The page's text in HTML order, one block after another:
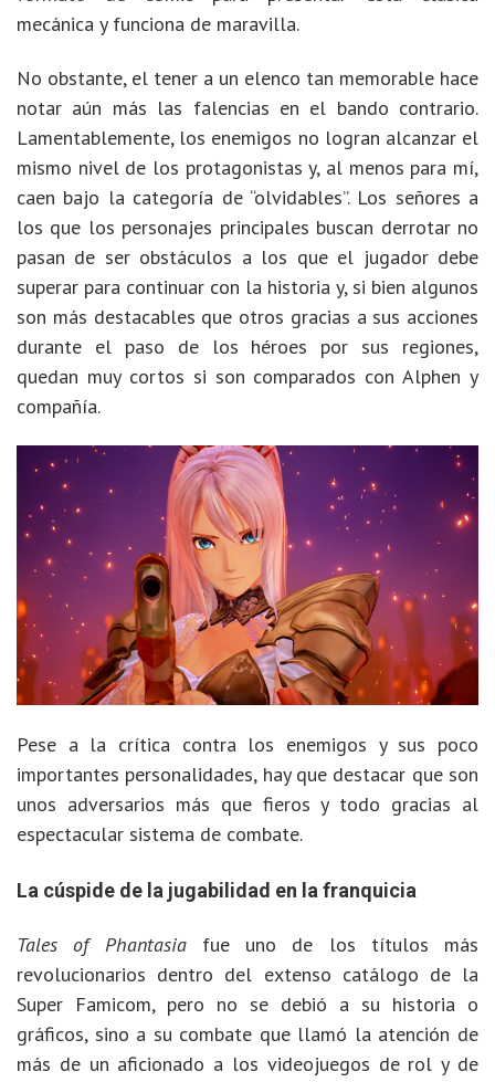
mecánica y funciona de maravilla.
No obstante, el tener a un elenco tan memorable hace
notar aún más las falencias en el bando contrario.
Lamentablemente, los enemigos no logran alcanzar el
mismo nivel de los protagonistas y, al menos para mí,
caen bajo la categoría de “olvidables”. Los señores a
los que los personajes principales buscan derrotar no
pasan de ser obstáculos a los que el jugador debe
superar para continuar con la historia y, si bien algunos
son más destacables que otros gracias a sus acciones
durante el paso de los héroes por sus regiones,
quedan muy cortos si son comparados con Alphen y
compañía.
Pese a la crítica contra los enemigos y sus poco
importantes personalidades, hay que destacar que son
unos adversarios más que fieros y todo gracias al
espectacular sistema de combate.
La cúspide de la jugabilidad en la franquicia
Tales of Phantasiafue uno de los títulos más
revolucionarios dentro del extenso catálogo de la
Super Famicom, pero no se debió a su historia o
gráficos, sino a su combate que llamó la atención de
más de un aficionado a los videojuegos de rol y de